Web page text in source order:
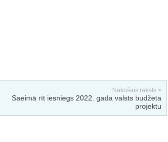
Nākošais raksts >
Saeimā rīt iesniegs 2022. gada valsts budžeta
projektu